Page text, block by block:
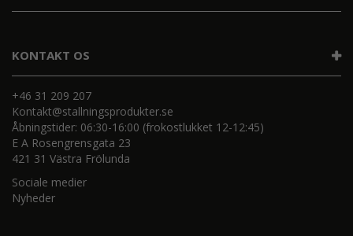
KONTAKT OS
+46 31 209 207
Kontakt@stallningsprodukter.se
Åbningstider: 06:30-16:00 (frokostlukket 12-12:45)
E A Rosengrensgata 23
421 31 Västra Frölunda
Sociale medier
Nyheder